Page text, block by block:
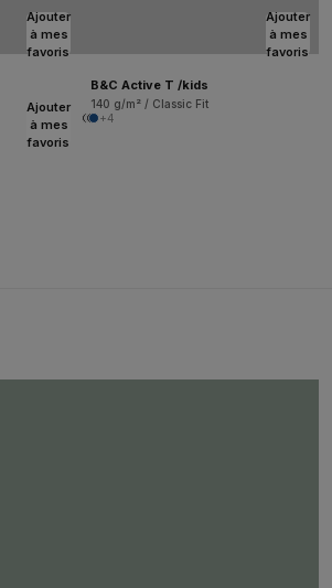
Ajouter
à mes
favoris
Ajouter
à mes
favoris
B&C Active T /kids
140 g/m² / Classic Fit
+4
Ajouter
à mes
favoris